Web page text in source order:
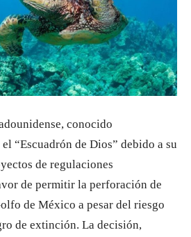
conocido
“Escuadrón de Dios” debido a su
de regulaciones
de permitir la perforación de
de México a pesar del riesgo
de extinción. La decisión,